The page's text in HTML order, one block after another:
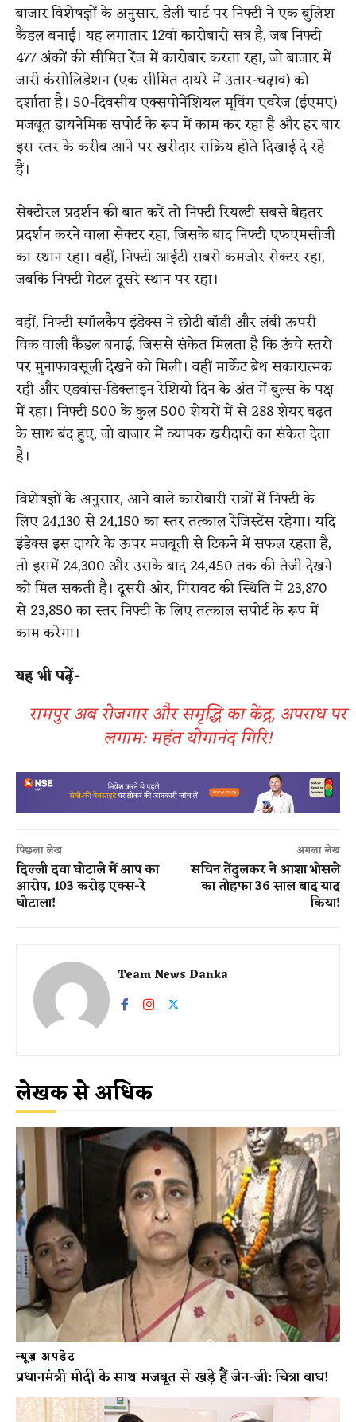
बाजार विशेषज्ञों के अनुसार, डेली चार्ट पर निफ्टी ने एक बुलिश
कैंडल बनाई। यह लगातार 12वां कारोबारी सत्र है, जब निफ्टी
477 अंकों की सीमित रेंज में कारोबार करता रहा, जो बाजार में
जारी कंसोलिडेशन (एक सीमित दायरे में उतार-चढ़ाव) को
दर्शाता है। 50-दिवसीय एक्सपोनेंशियल मूविंग एवरेज (ईएमए)
मजबूत डायनेमिक सपोर्ट के रूप में काम कर रहा है और हर बार
इस स्तर के करीब आने पर खरीदार सक्रिय होते दिखाई दे रहे
हैं।
सेक्टोरल प्रदर्शन की बात करें तो निफ्टी रियल्टी सबसे बेहतर
प्रदर्शन करने वाला सेक्टर रहा, जिसके बाद निफ्टी एफएमसीजी
का स्थान रहा। वहीं, निफ्टी आईटी सबसे कमजोर सेक्टर रहा,
जबकि निफ्टी मेटल दूसरे स्थान पर रहा।
वहीं, निफ्टी स्मॉलकैप इंडेक्स ने छोटी बॉडी और लंबी ऊपरी
विक वाली कैंडल बनाई, जिससे संकेत मिलता है कि ऊंचे स्तरों
पर मुनाफावसूली देखने को मिली। वहीं मार्केट ब्रेथ सकारात्मक
रही और एडवांस-डिक्लाइन रेशियो दिन के अंत में बुल्स के पक्ष
में रहा। निफ्टी 500 के कुल 500 शेयरों में से 288 शेयर बढ़त
के साथ बंद हुए, जो बाजार में व्यापक खरीदारी का संकेत देता
है।
विशेषज्ञों के अनुसार, आने वाले कारोबारी सत्रों में निफ्टी के
लिए 24,130 से 24,150 का स्तर तत्काल रेजिस्टेंस रहेगा। यदि
इंडेक्स इस दायरे के ऊपर मजबूती से टिकने में सफल रहता है,
तो इसमें 24,300 और उसके बाद 24,450 तक की तेजी देखने
को मिल सकती है। दूसरी ओर, गिरावट की स्थिति में 23,870
से 23,850 का स्तर निफ्टी के लिए तत्काल सपोर्ट के रूप में
काम करेगा।
यह भी पढ़ें-
रामपुर अब रोजगार और समृद्धि का केंद्र, अपराध पर
लगाम: महंत योगानंद गिरि!
पिछला लेख
दिल्ली दवा घोटाले में आप का
आरोप, 103 करोड़ एक्स-रे
घोटाला!
अगला लेख
सचिन तेंदुलकर ने आशा भोसले
का तोहफा 36 साल बाद याद
किया!
Team News Danka
लेखक से अधिक
न्यूज़ अपडेट
प्रधानमंत्री मोदी के साथ मजबूत से खड़े हैं जेन-जी: चित्रा वाघ!